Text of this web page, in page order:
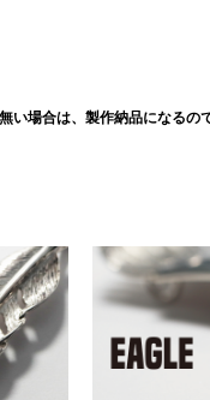
場合は、製作納品になる